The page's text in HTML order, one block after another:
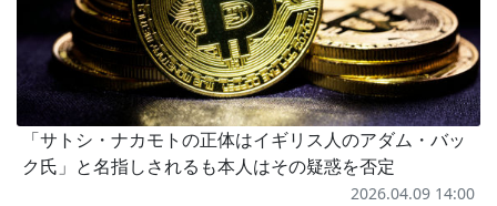
「サトシ・ナカモトの正体はイギリス人のアダム・バッ
ク氏」と名指しされるも本人はその疑惑を否定
2026.04.09 14:00